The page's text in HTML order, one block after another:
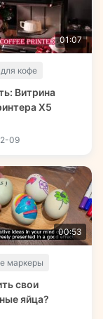
01:07
кофе
Витрина
X5
09
00:53
маркеры
свои
яйца?